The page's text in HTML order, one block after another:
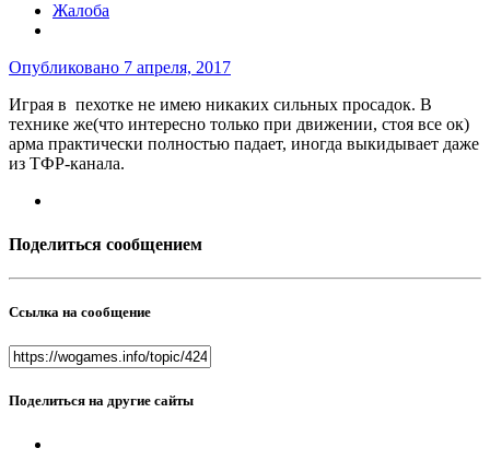
Жалоба
Опубликовано 7 апреля, 2017
Играя в пехотке не имею никаких сильных просадок. В
технике же(что интересно только при движении, стоя все ок)
арма практически полностью падает, иногда выкидывает даже
из ТФР-канала.
Поделиться сообщением
Ссылка на сообщение
Поделиться на другие сайты